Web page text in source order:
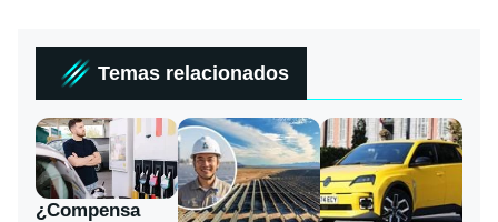
Temas relacionados
¿Compensa